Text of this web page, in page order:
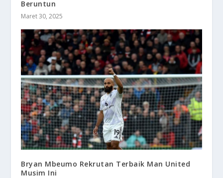
Beruntun
Maret 30, 2025
Bryan Mbeumo Rekrutan Terbaik Man United
Musim Ini